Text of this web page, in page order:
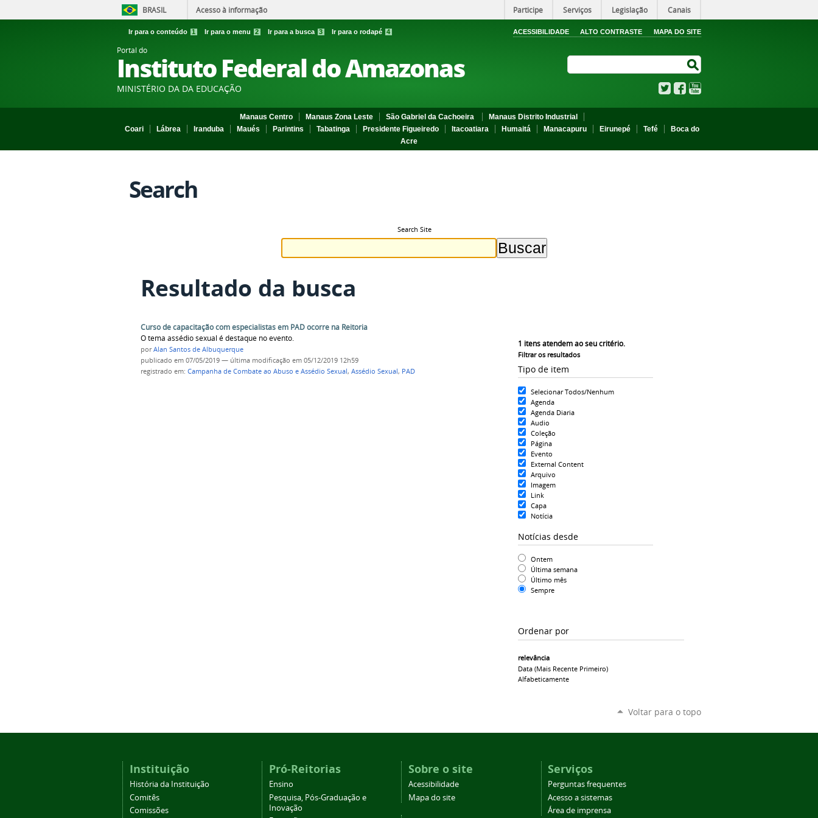
BRASIL Acesso à informação Participe Serviços Legislação Canais
Ir para o conteúdo 1 Ir para o menu 2 Ir para a busca 3 Ir para o rodapé 4 ACESSIBILIDADE ALTO CONTRASTE MAPA DO SITE
Portal do
Instituto Federal do Amazonas
MINISTÉRIO DA DA EDUCAÇÃO TwitterFacebook
Manaus Centro Manaus Zona Leste São Gabriel da Cachoeira
Manaus Distrito Industrial
Coari
Lábrea Iranduba Maués Parintins Tabatinga Presidente Figueiredo Itacoatiara Humaitá Manacapuru Eirunepé Tefé
Boca do
Acre
Search
Search Site
Resultado da busca
1 itens atendem ao seu critério.
Filtrar os resultados
Tipo de item
Selecionar Todos/Nenhum
Agenda
Agenda Diaria
Audio
Coleção
Página
Evento
External Content
Arquivo
Imagem
Link
Capa
Notícia
Notícias desde
Ontem
Última semana
Último mês
Sempre
Ordenar por
relevância
Data (mais Recente Primeiro)
Alfabeticamente
Curso de capacitação com especialistas em PAD ocorre na Reitoria
O tema assédio sexual é destaque no evento.
porAlan Santos de Albuquerque
publicado em 07/05/2019 — última modificação em 05/12/2019 12h59
registrado em: Campanha de Combate ao Abuso e Assédio Sexual, Assédio Sexual, PAD
Voltar para o topo
Instituição
História da Instituição
Comitês
Comissões
Pró-Reitorias
Ensino
Pesquisa, Pós-Graduação e
Inovação
Sobre o site
Acessibilidade
Mapa do site
Serviços
Perguntas frequentes
Acesso a sistemas
Área de imprensa